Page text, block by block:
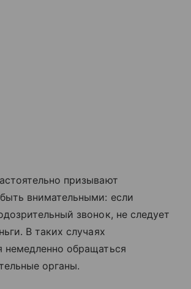
призывают
внимательными: если
звонок, не следует
В таких случаях
немедленно обращаться
органы.